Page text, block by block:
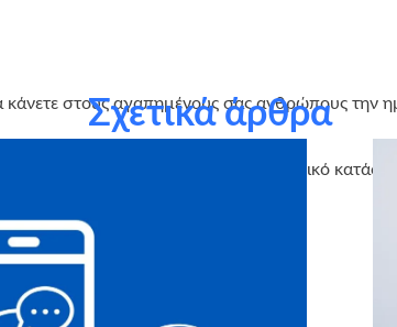
στους αγαπημένους σας ανθρώπους την
ΝΕΟ μας και ΑΝΑΝΕΟΜΕΝΟ ηλεκτρονικό
την διαφορά!
μιας ακόμα Ευχής παιδιού!
eshop.gr/
Σχετικά άρθρα